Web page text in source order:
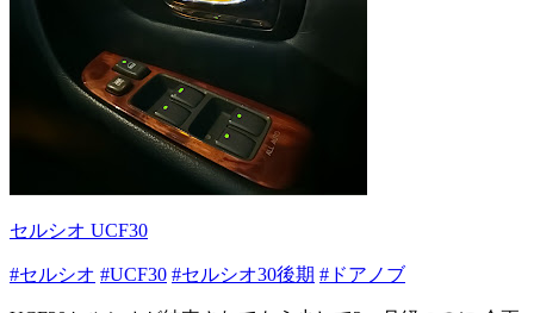
セルシオ UCF30
#セルシオ #UCF30 #セルシオ30後期 #ドアノブ